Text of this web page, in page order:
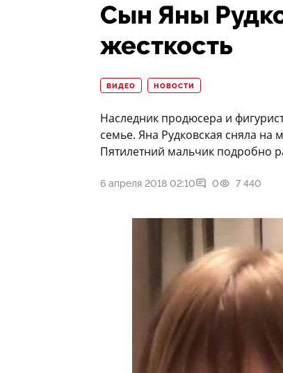
Сын Яны
жесткость
ВИДЕО НОВОСТИ
Наследник продюсера и
семье. Яна Рудковская сняла
Пятилетний мальчик подробно
6 апреля 2018 02:10 0 7 440